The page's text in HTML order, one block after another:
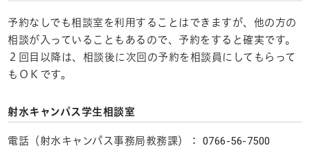
予約なしでも相談室を利用することはできますが、他の方の
相談が入っていることもあるので、予約をすると確実です。
２回目以降は、相談後に次回の予約を相談員にしてもらって
もＯＫです。
射水キャンパス学生相談室
電話（射水キャンパス事務局教務課）： 0766-56-7500